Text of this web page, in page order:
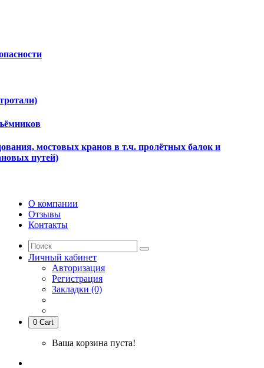
мостовых кранов в т.ч. пролётных балок и
путей)
О компании
Отзывы
Контакты
Личный кабинет
Авторизация
Регистрация
Закладки (0)
0 Cart
Ваша корзина пуста!